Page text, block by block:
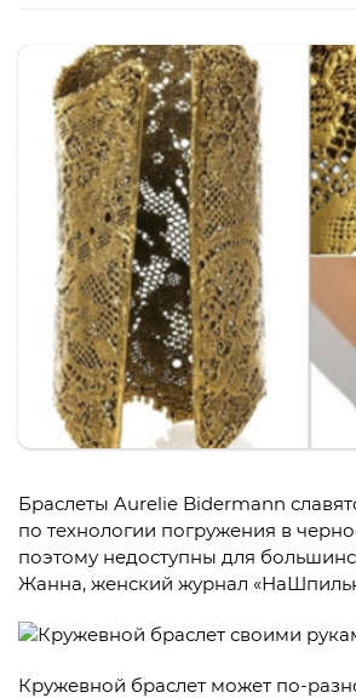
Браслеты Aurelie Bidermann
по технологии погружения в
поэтому недоступны для
Жанна, женский журнал
Кружевной браслет может по-